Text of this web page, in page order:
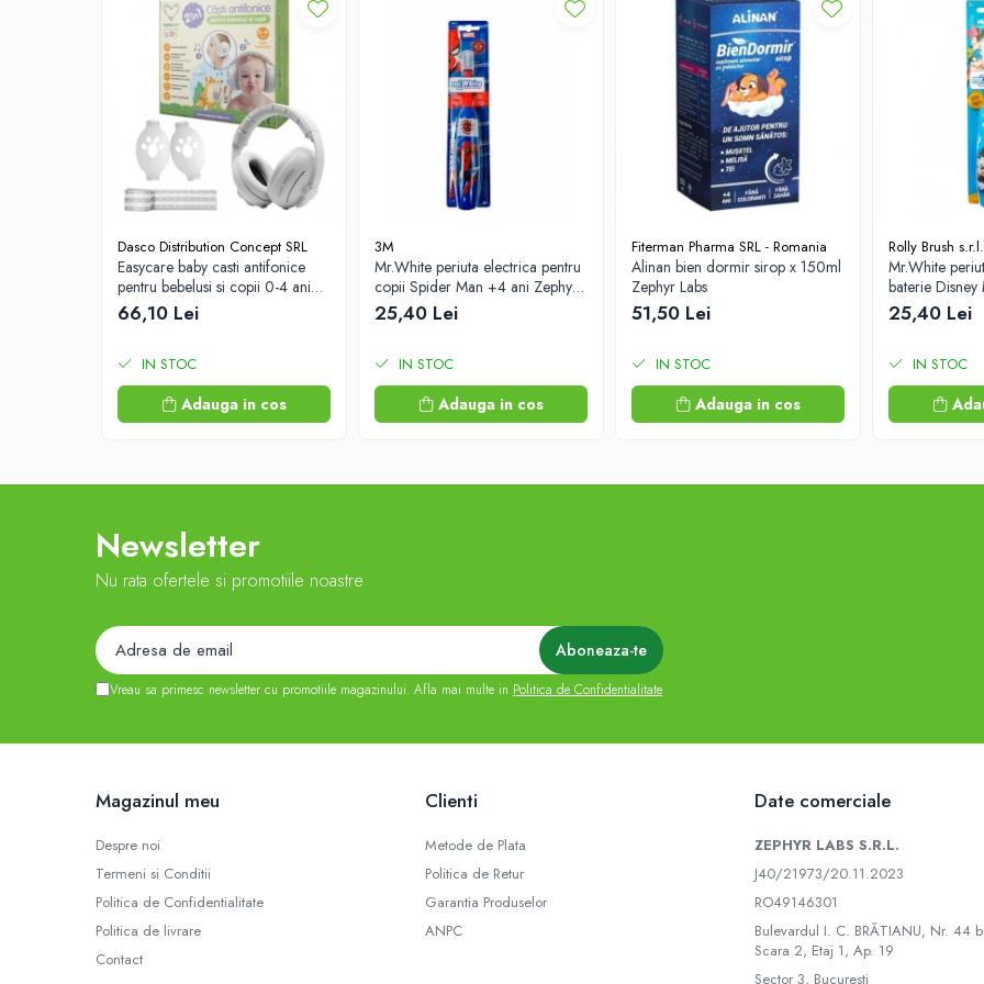
Afectiuni osteo-articulare
Afectiuni oftalmologice
Afectiuni cardio-vasculare
Afectiuni urogenitale
Suplimente pentru imunitate
Altele-Suplimente alimentare
Promo Ianuarie-Septembrie
Dasco Distribution Concept SRL
Easycare baby casti antifonice
pentru bebelusi si copii 0-4 ani
(EASY00257) Zephyr Labs
66,10 Lei
IN STOC
Adauga in cos
3M
Mr.White periuta electrica pentru
copii Spider Man +4 ani Zephyr
Labs
25,40 Lei
IN STOC
Adauga in cos
Fiterman Pharma SRL - Romania
Alinan bien dormir sirop x 150ml
Zephyr Labs
51,50 Lei
IN STOC
Adauga in cos
Rolly Brush s.r.l.
Mr.White
baterie
Labs
25,40 Lei
IN STOC
Newsletter
Nu rata ofertele si promotiile noastre
Vreau sa primesc newsletter cu promotiile magazinului. Afla mai multe in Politica de Confidentialitate
Magazinul meu
Despre noi
Termeni si Conditii
Politica de Confidentialitate
Politica de livrare
Contact
Clienti
Metode de Plata
Politica de Retur
Garantia Produselor
ANPC
Date comerciale
ZEPHYR LABS S.R.L.
J40/21973/20.11.2023
RO49146301
Bulevardul I. C. BRĂTIANU, Nr. 44
Scara 2, Etaj 1, Ap. 19
Sector 3, Bucuresti